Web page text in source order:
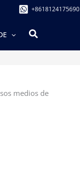
+8618124175690
Buscar
medios de